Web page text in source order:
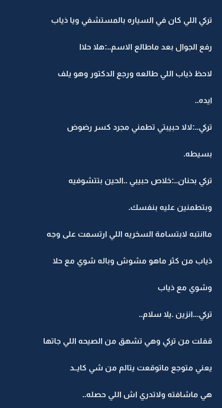
تركي اللي كان في السياره بالمستشفي ويا ذياب
رفع الجوال بعد ماطالع الاسم..:هلا حلاا
لاحظ ذياب اللي طالعه ورجع الدكتور وهو يلف
ايده..
تركي..:لالا حبيبتي تطمني مجرد كسر رضوض
بسيطه.
تركي بحنان..:خلاص حبيبي ..الحين بتتشوفيه
وبتطمنين عليه بنفسك.
ماانتبه لابتسامة السخريه اللي ارتسمت على وجه
ذياب من كثر ماهو مشوش وباله شوي مع حلا
وشوي مع ذياب
تركي...انزين .يلا سلام..
قفلت من تركي وهي تشهق من الصيحه اللي جاتها
يعني متوجع ماتوقعت يتالم من شي كايــد
هي ماشافته ولاتدري اش اللي حصله..